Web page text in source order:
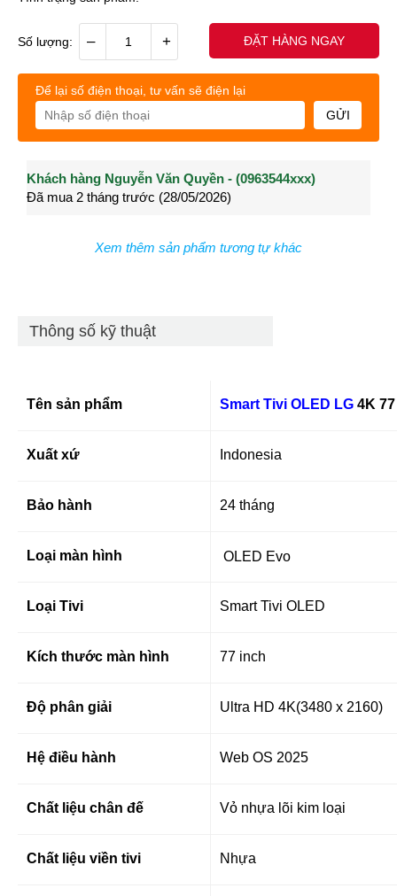
Số lượng: – + ĐẶT HÀNG NGAY
Để lại số điện thoại, tư vấn sẽ điện lại
GỬI
Khách hàng Nguyễn Văn Quyền - (0963544xxx)
Đã mua 2 tháng trước (28/05/2026)
Khách hàng Nguyễn Thành Long - (0902021xxx)
Đã mua 3 tháng trước (27/04/2026)
Xem thêm sản phẩm tương tự khác
Thông số kỹ thuật
Tên sản phẩm Smart Tivi OLED LG 4K
Xuất xứ Indonesia
Bảo hành 24 tháng
Loại màn hình OLED Evo
Loại Tivi Smart Tivi OLED
Kích thước màn hình 77 inch
Độ phân giải Ultra HD 4K(3480 x 2160)
Hệ điều hành Web OS 2025
Chất liệu chân đế Vỏ nhựa lõi kim loại
Chất liệu viền tivi Nhựa